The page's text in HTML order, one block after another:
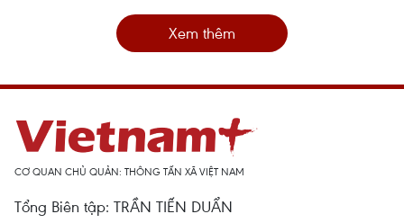
Xem thêm
CƠ QUAN CHỦ QUẢN: THÔNG TẤN XÃ VIỆT NAM
Tổng Biên tập: TRẦN TIẾN DUẨN